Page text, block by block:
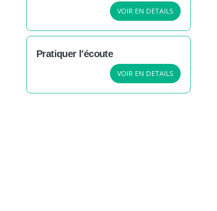
VOIR EN DETAILS
Pratiquer l'écoute
VOIR EN DETAILS